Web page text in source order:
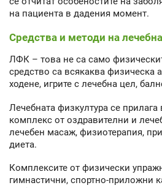
на пациента в дадения момент.
Средства и методи на
ЛФК – това не са само
средство са всякаква физическа
ходене, игрите с лечебна цел,
Лечебната физкултура се прилага
комплекс от оздравителни и
лечебен масаж, физиотерапия,
диета.
Комплексите от физически
гимнастични, спортно-приложни